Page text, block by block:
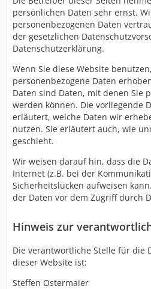
persönlichen Daten sehr ernst.
personenbezogenen Daten
der gesetzlichen
Datenschutzerklärung.
Wenn Sie diese Website
personenbezogene Daten
Daten sind Daten, mit denen Sie
werden können. Die vorliegende
erläutert, welche Daten wir
nutzen. Sie erläutert auch, wie
geschieht.
Wir weisen darauf hin, dass die
Internet (z.B. bei der
Sicherheitslücken aufweisen
der Daten vor dem Zugriff durch
Hinweis zur
Die verantwortliche Stelle für die
dieser Website ist:
Steffen Ostermaier